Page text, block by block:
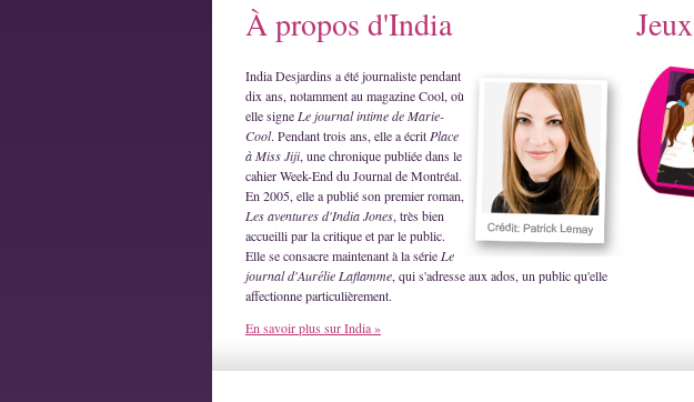
À propos d'India
India Desjardins a été journaliste pendant
dix ans, notamment au magazine Cool, où
elle signe Le journal intime de Marie-
Cool. Pendant trois ans, elle a écrit Place
à Miss Jiji, une chronique publiée dans le
cahier Week-End du Journal de Montréal.
En 2005, elle a publié son premier roman,
Les aventures d'India Jones, très bien
accueilli par la critique et par le public.
Elle se consacre maintenant à la série Le
journal d'Aurélie Laflamme, qui s'adresse aux ados, un public qu'elle
affectionne particulièrement.
En savoir plus sur India »
Jeux